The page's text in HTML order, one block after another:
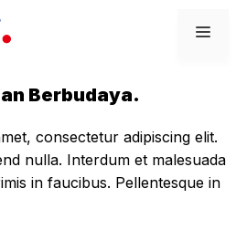
Berbudaya.
consectetur adipiscing elit.
nulla. Interdum et malesuada
in faucibus. Pellentesque in